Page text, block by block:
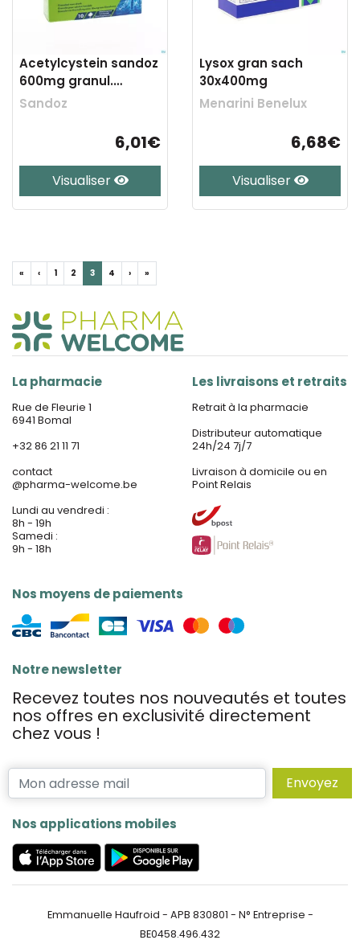
Acetylcystein sandoz
600mg granul.
boisson sach 10
Sandoz
6,01€
Visualiser
Lysox gran sach
30x400mg
Menarini Benelux
6,68€
Visualiser
« ‹ 1 2 3 4 › »
La pharmacie
Rue de Fleurie 1
6941 Bomal
+32 86 21 11 71
contact
@pharma-welcome.be
Lundi au vendredi :
8h - 19h
Samedi :
9h - 18h
Nos moyens de paiements
Les livraisons et retraits
Retrait à la pharmacie
Distributeur automatique
24h/24 7j/7
Livraison à domicile ou en
Point Relais
Notre newsletter
Recevez toutes nos nouveautés et toutes
nos offres en exclusivité directement
chez vous !
Envoyez
Nos applications mobiles
Emmanuelle Haufroid - APB 830801 - N° Entreprise -
BE0458.496.432